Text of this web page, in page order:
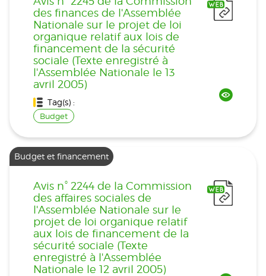
des finances de l'Assemblée
Nationale sur le projet de loi
organique relatif aux lois de
financement de la sécurité
sociale (Texte enregistré à
l'Assemblée Nationale le 13
avril 2005)
Tag(s) :
Budget
Budget et financement
Avis n° 2244 de la Commission
des affaires sociales de
l'Assemblée Nationale sur le
projet de loi organique relatif
aux lois de financement de la
sécurité sociale (Texte
enregistré à l'Assemblée
Nationale le 12 avril 2005)